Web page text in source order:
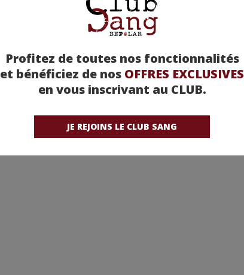
Profitez de toutes nos fonctionnalités
et bénéficiez de nos OFFRES EXCLUSIVES
en vous inscrivant au CLUB.
JE REJOINS LE CLUB SANG